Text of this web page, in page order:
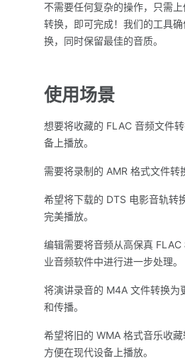
不需要任何复杂的操作，只需
转换，即可完成！我们的工具
换，同时保留最佳的音质。
使用场景
想要将收藏的 FLAC 音频文件
备上播放。
需要将录制的 AMR 格式文件转
希望将下载的 DTS 电影音轨转
完美播放。
编辑需要将音频从高保真
业音频软件中进行进一步处理。
将演讲录音的 M4A 文件转换为
和传播。
希望将旧的 WMA 格式音乐收
方便在现代设备上播放。